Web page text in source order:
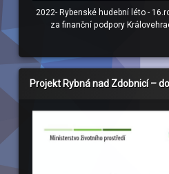
2022- Rybenské hudební léto -
za finanční podpory
Projekt Rybná nad Zdobnicí –